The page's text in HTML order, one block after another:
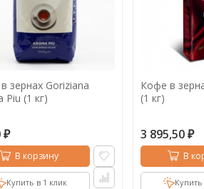
зернах Goriziana
Piu (1 кг)
₽
В корзину
Купить в 1 клик
Кофе в
(1 кг)
3 895,50 ₽
В